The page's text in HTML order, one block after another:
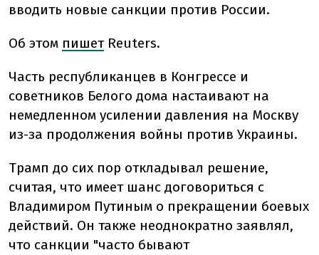
вводить новые санкции против России.
Об этом пишетReuters.
Часть республиканцев в Конгрессе и
советников Белого дома настаивают на
немедленном усилении давления на Москву
из-за продолжения войны против Украины.
Трамп до сих пор откладывал решение,
считая, что имеет шанс договориться с
Владимиром Путиным о прекращении боевых
действий. Он также неоднократно заявлял,
что санкции "часто бывают